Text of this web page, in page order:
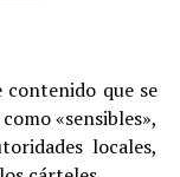
contenido que se
«sensibles»,
locales,